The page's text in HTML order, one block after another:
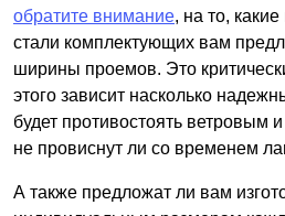
обратите внимание, на то,
стали комплектующих вам
ширины проемов. Это
этого зависит насколько
будет противостоять ветровым
не провиснут ли со временем
А также предложат ли вам